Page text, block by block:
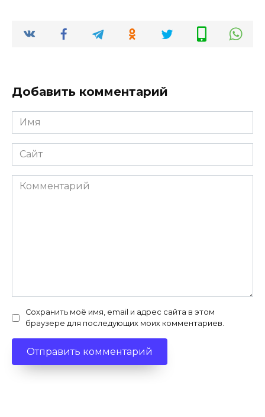
Добавить комментарий
Имя
*
Сайт
Комментарий
Сохранить моё имя, email и адрес сайта в этом
браузере для последующих моих комментариев.